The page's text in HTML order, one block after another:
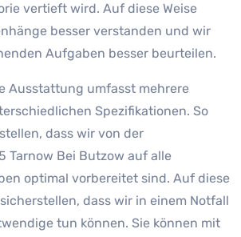
vertieft wird. Auf diese Weise
besser verstanden und wir
Aufgaben besser beurteilen.
Ausstattung umfasst mehrere
Spezifikationen. So
dass wir von der
Tarnow Bei Butzow auf alle
optimal vorbereitet sind. Auf diese
dass wir in einem Notfall
tun können. Sie können mit